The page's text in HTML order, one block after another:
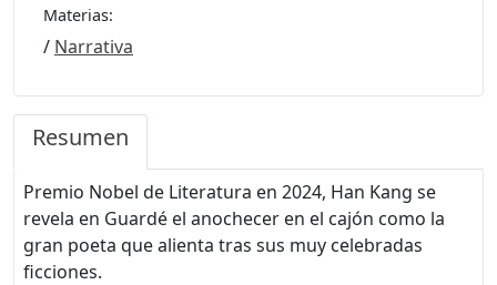
Materias:
/ Narrativa
Resumen
Premio Nobel de Literatura en 2024, Han Kang se
revela en Guardé el anochecer en el cajón como la
gran poeta que alienta tras sus muy celebradas
ficciones.